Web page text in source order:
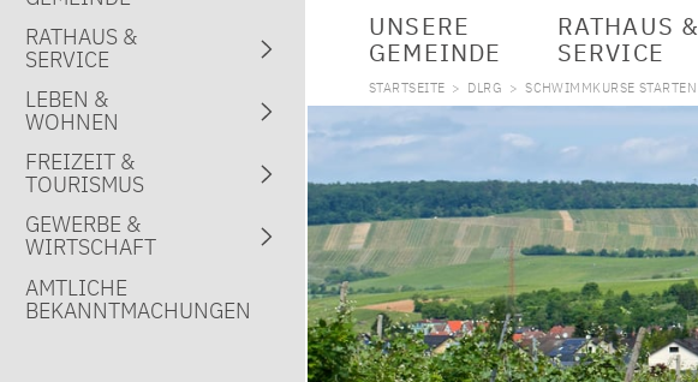
UNSERE
GEMEINDE
RATHAUS &
SERVICE
STARTSEITE > DLRG > SCHWIMMKURSE STARTEN
RATHAUS &
SERVICE
LEBEN &
WOHNEN
FREIZEIT &
TOURISMUS
GEWERBE &
WIRTSCHAFT
AMTLICHE
BEKANNTMACHUNGEN